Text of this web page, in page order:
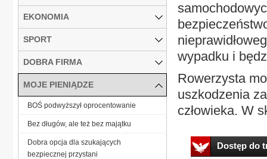
wypadku i
Rowerzysta
uszkodzenia
człowieka. W
Dostęp do
EKONOMIA
SPORT
DOBRA FIRMA
MOJE PIENIĄDZE
BOŚ podwyższył oprocentowanie
Bez długów, ale też bez majątku
Dobra opcja dla szukających
bezpiecznej przystani